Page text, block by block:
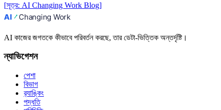
[সূত্র: AI Changing Work Blog]
AI কাজের জগতকে কীভাবে পরিবর্তন করছে, তার ডেটা-ভিত্তিক অন্তর্দৃষ্টি।
ন্যাভিগেশন
পেশা
বিভাগ
র‍্যাঙ্কিং
পদ্ধতি